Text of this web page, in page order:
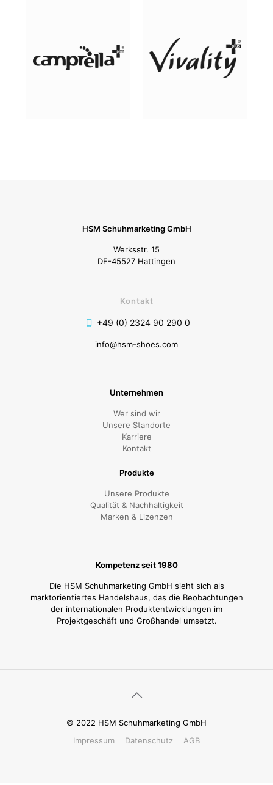
HSM Schuhmarketing GmbH
Werksstr. 15
DE-45527 Hattingen
Kontakt
+49 (0) 2324 90 290 0
info@hsm-shoes.com
Unternehmen
Wer sind wir
Unsere Standorte
Karriere
Kontakt
Produkte
Unsere Produkte
Qualität & Nachhaltigkeit
Marken & Lizenzen
Kompetenz seit 1980
Die HSM Schuhmarketing GmbH sieht sich als
marktorientiertes Handelshaus, das die Beobachtungen
der internationalen Produktentwicklungen im
Projektgeschäft und Großhandel umsetzt.
© 2022 HSM Schuhmarketing GmbH
Impressum
Datenschutz AGB